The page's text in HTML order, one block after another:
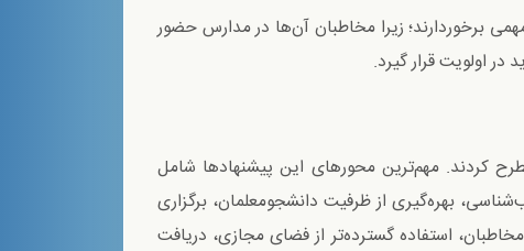
برخوردارند؛ زیرا مخاطبان آن‌ها در مدارس حضور
اولویت قرار گیرد.
کردند. مهم‌ترین محورهای این پیشنهادها شامل
بهره‌گیری از ظرفیت دانشجومعلمان، برگزاری
استفاده گسترده‌تر از فضای مجازی، دریافت